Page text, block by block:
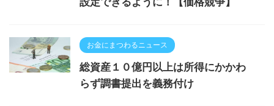
お金にまつわるニュース
総資産１０億円以上は所得にかかわ
らず調書提出を義務付け